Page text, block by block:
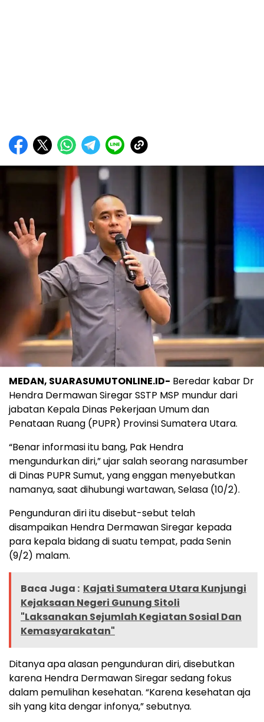
MEDAN, SUARASUMUTONLINE.ID- Beredar kabar Dr
Hendra Dermawan Siregar SSTP MSP mundur dari
jabatan Kepala Dinas Pekerjaan Umum dan
Penataan Ruang (PUPR) Provinsi Sumatera Utara.
“Benar informasi itu bang, Pak Hendra
mengundurkan diri,” ujar salah seorang narasumber
di Dinas PUPR Sumut, yang enggan menyebutkan
namanya, saat dihubungi wartawan, Selasa (10/2).
Pengunduran diri itu disebut-sebut telah
disampaikan Hendra Dermawan Siregar kepada
para kepala bidang di suatu tempat, pada Senin
(9/2) malam.
Baca Juga : Kajati Sumatera Utara Kunjungi
Kejaksaan Negeri Gunung Sitoli
"Laksanakan Sejumlah Kegiatan Sosial Dan
Kemasyarakatan"
Ditanya apa alasan pengunduran diri, disebutkan
karena Hendra Dermawan Siregar sedang fokus
dalam pemulihan kesehatan. “Karena kesehatan aja
sih yang kita dengar infonya,” sebutnya.